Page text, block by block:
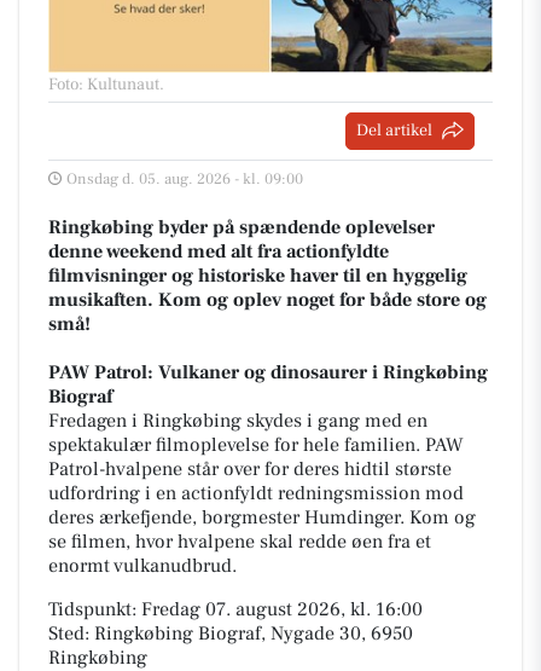
Foto: Kultunaut.
Del artikel
Onsdag d. 05. aug. 2026 - kl. 09:00
Ringkøbing byder på spændende oplevelser
denne weekend med alt fra actionfyldte
filmvisninger og historiske haver til en hyggelig
musikaften. Kom og oplev noget for både store og
små!
PAW Patrol: Vulkaner og dinosaurer i Ringkøbing
Biograf
Fredagen i Ringkøbing skydes i gang med en
spektakulær filmoplevelse for hele familien. PAW
Patrol-hvalpene står over for deres hidtil største
udfordring i en actionfyldt redningsmission mod
deres ærkefjende, borgmester Humdinger. Kom og
se filmen, hvor hvalpene skal redde øen fra et
enormt vulkanudbrud.
Tidspunkt: Fredag 07. august 2026, kl. 16:00
Sted: Ringkøbing Biograf, Nygade 30, 6950
Ringkøbing